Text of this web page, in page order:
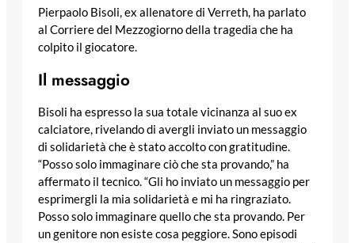
Pierpaolo Bisoli, ex allenatore di Verreth, ha parlato
al Corriere del Mezzogiorno della tragedia che ha
colpito il giocatore.
Il messaggio
Bisoli ha espresso la sua totale vicinanza al suo ex
calciatore, rivelando di avergli inviato un messaggio
di solidarietà che è stato accolto con gratitudine.
“Posso solo immaginare ciò che sta provando,” ha
affermato il tecnico. “Gli ho inviato un messaggio per
esprimergli la mia solidarietà e mi ha ringraziato.
Posso solo immaginare quello che sta provando. Per
un genitore non esiste cosa peggiore. Sono episodi